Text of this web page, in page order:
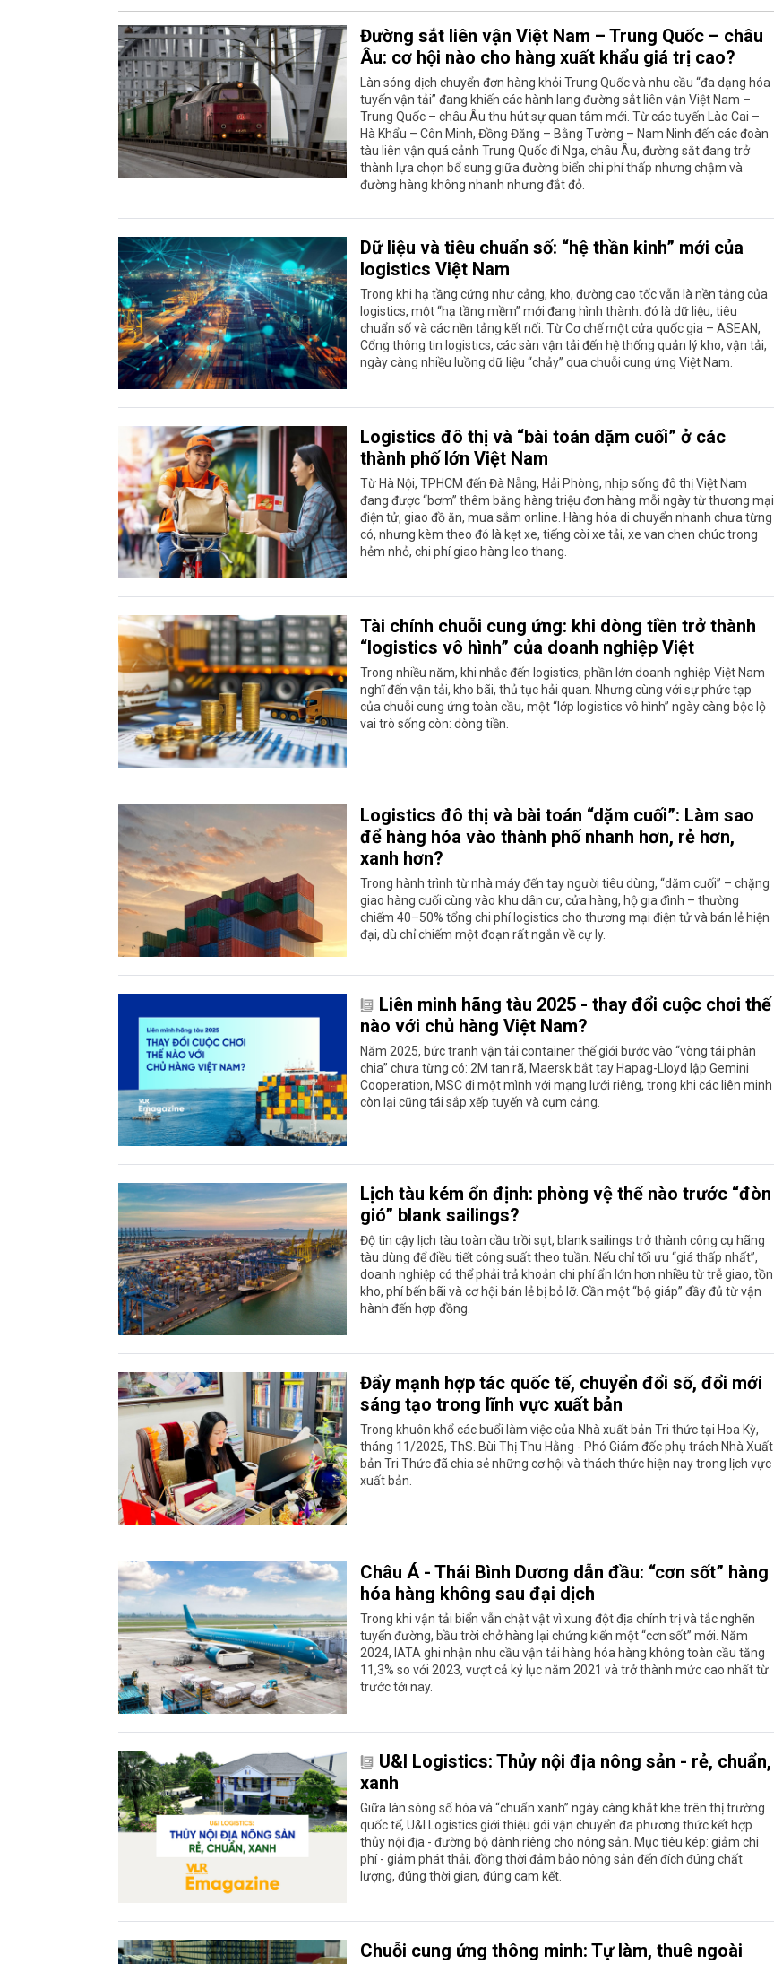
Đường sắt liên vận Việt Nam – Trung Quốc – châu
Âu: cơ hội nào cho hàng xuất khẩu giá trị cao?
Làn sóng dịch chuyển đơn hàng khỏi Trung Quốc và nhu cầu “đa dạng hóa
tuyến vận tải” đang khiến các hành lang đường sắt liên vận Việt Nam –
Trung Quốc – châu Âu thu hút sự quan tâm mới. Từ các tuyến Lào Cai –
Hà Khẩu – Côn Minh, Đồng Đăng – Bằng Tường – Nam Ninh đến các đoàn
tàu liên vận quá cảnh Trung Quốc đi Nga, châu Âu, đường sắt đang trở
thành lựa chọn bổ sung giữa đường biển chi phí thấp nhưng chậm và
đường hàng không nhanh nhưng đắt đỏ.
Dữ liệu và tiêu chuẩn số: “hệ thần kinh” mới của
logistics Việt Nam
Trong khi hạ tầng cứng như cảng, kho, đường cao tốc vẫn là nền tảng của
logistics, một “hạ tầng mềm” mới đang hình thành: đó là dữ liệu, tiêu
chuẩn số và các nền tảng kết nối. Từ Cơ chế một cửa quốc gia – ASEAN,
Cổng thông tin logistics, các sàn vận tải đến hệ thống quản lý kho, vận tải,
ngày càng nhiều luồng dữ liệu “chảy” qua chuỗi cung ứng Việt Nam.
Logistics đô thị và “bài toán dặm cuối” ở các
thành phố lớn Việt Nam
Từ Hà Nội, TPHCM đến Đà Nẵng, Hải Phòng, nhịp sống đô thị Việt Nam
đang được “bơm” thêm bằng hàng triệu đơn hàng mỗi ngày từ thương mại
điện tử, giao đồ ăn, mua sắm online. Hàng hóa di chuyển nhanh chưa từng
có, nhưng kèm theo đó là kẹt xe, tiếng còi xe tải, xe van chen chúc trong
hẻm nhỏ, chi phí giao hàng leo thang.
Tài chính chuỗi cung ứng: khi dòng tiền trở thành
“logistics vô hình” của doanh nghiệp Việt
Trong nhiều năm, khi nhắc đến logistics, phần lớn doanh nghiệp Việt Nam
nghĩ đến vận tải, kho bãi, thủ tục hải quan. Nhưng cùng với sự phức tạp
của chuỗi cung ứng toàn cầu, một “lớp logistics vô hình” ngày càng bộc lộ
vai trò sống còn: dòng tiền.
Logistics đô thị và bài toán “dặm cuối”: Làm sao
để hàng hóa vào thành phố nhanh hơn, rẻ hơn,
xanh hơn?
Trong hành trình từ nhà máy đến tay người tiêu dùng, “dặm cuối” – chặng
giao hàng cuối cùng vào khu dân cư, cửa hàng, hộ gia đình – thường
chiếm 40–50% tổng chi phí logistics cho thương mại điện tử và bán lẻ hiện
đại, dù chỉ chiếm một đoạn rất ngắn về cự ly.
Liên minh hãng tàu 2025 - thay đổi cuộc chơi thế
nào với chủ hàng Việt Nam?
Năm 2025, bức tranh vận tải container thế giới bước vào “vòng tái phân
chia” chưa từng có: 2M tan rã, Maersk bắt tay Hapag-Lloyd lập Gemini
Cooperation, MSC đi một mình với mạng lưới riêng, trong khi các liên minh
còn lại cũng tái sắp xếp tuyến và cụm cảng.
Lịch tàu kém ổn định: phòng vệ thế nào trước “đòn
gió” blank sailings?
Độ tin cậy lịch tàu toàn cầu trồi sụt, blank sailings trở thành công cụ hãng
tàu dùng để điều tiết công suất theo tuần. Nếu chỉ tối ưu “giá thấp nhất”,
doanh nghiệp có thể phải trả khoản chi phí ẩn lớn hơn nhiều từ trễ giao, tồn
kho, phí bến bãi và cơ hội bán lẻ bị bỏ lỡ. Cần một “bộ giáp” đầy đủ từ vận
hành đến hợp đồng.
Đẩy mạnh hợp tác quốc tế, chuyển đổi số, đổi mới
sáng tạo trong lĩnh vực xuất bản
Trong khuôn khổ các buổi làm việc của Nhà xuất bản Tri thức tại Hoa Kỳ,
tháng 11/2025, ThS. Bùi Thị Thu Hằng - Phó Giám đốc phụ trách Nhà Xuất
bản Tri Thức đã chia sẻ những cơ hội và thách thức hiện nay trong lịch vực
xuất bản.
Châu Á - Thái Bình Dương dẫn đầu: “cơn sốt” hàng
hóa hàng không sau đại dịch
Trong khi vận tải biển vẫn chật vật vì xung đột địa chính trị và tắc nghẽn
tuyến đường, bầu trời chở hàng lại chứng kiến một “cơn sốt” mới. Năm
2024, IATA ghi nhận nhu cầu vận tải hàng hóa hàng không toàn cầu tăng
11,3% so với 2023, vượt cả kỷ lục năm 2021 và trở thành mức cao nhất từ
trước tới nay.
U&I Logistics: Thủy nội địa nông sản - rẻ, chuẩn,
xanh
Giữa làn sóng số hóa và “chuẩn xanh” ngày càng khắt khe trên thị trường
quốc tế, U&I Logistics giới thiệu gói vận chuyển đa phương thức kết hợp
thủy nội địa - đường bộ dành riêng cho nông sản. Mục tiêu kép: giảm chi
phí - giảm phát thải, đồng thời đảm bảo nông sản đến đích đúng chất
lượng, đúng thời gian, đúng cam kết.
Chuỗi cung ứng thông minh: Tự làm, thuê ngoài